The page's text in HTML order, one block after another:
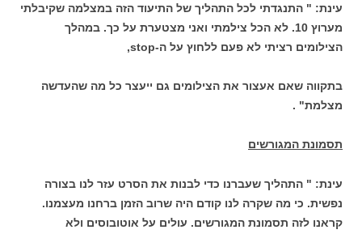
עינת: " התנגדתי לכל התהליך של התיעוד הזה במצלמה שקיבלתי
מערוץ 10. לא הכל צילמתי ואני מצטערת על כך. במהלך
הצילומים רציתי לא פעם ללחוץ על ה-stop,
בתקווה שאם אעצור את הצילומים גם ייעצר כל מה שהעדשה
מצלמת" .
תסמונת המגורשים
עינת: " התהליך שעברנו כדי לבנות את הסרט עזר לנו בצורה
נפשית. כי מה שקרה לנו קודם היה שרוב הזמן ברחנו מעצמנו.
קראנו לזה תסמונת המגורשים. עולים על אוטובוסים ולא